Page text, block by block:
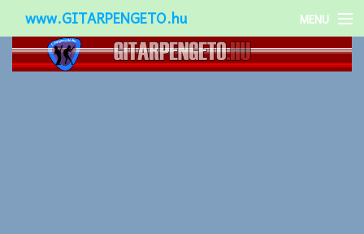
www.GITARPENGETO.hu MENU
Népszerű-